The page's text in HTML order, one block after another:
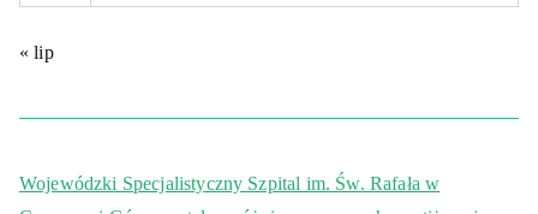
« lip
Wojewódzki Specjalistyczny Szpital im. Św. Rafała w